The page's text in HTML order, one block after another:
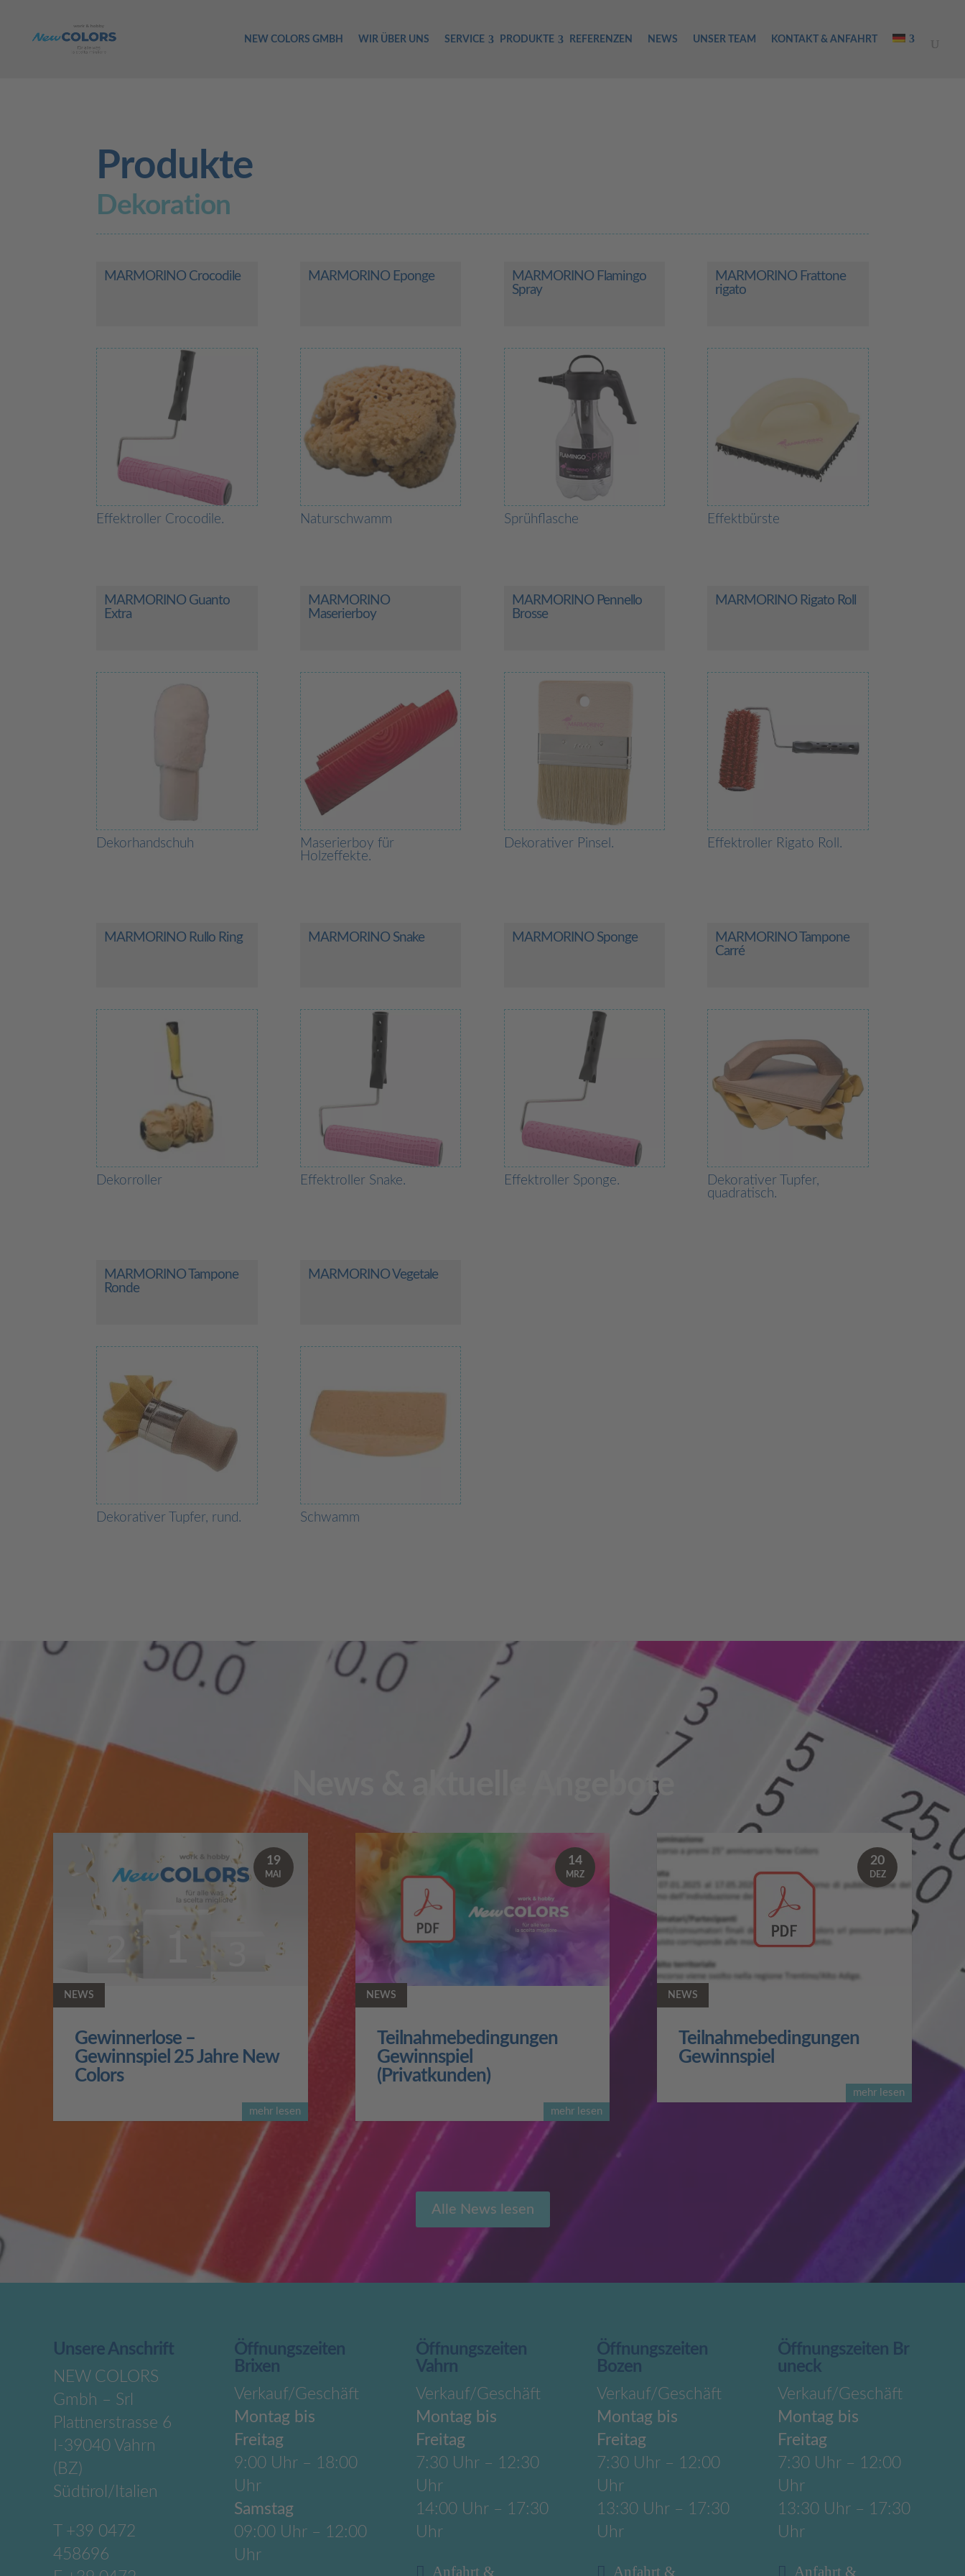
NEW COLORS GMBH WIR ÜBER UNS SERVICE PRODUKTE REFERENZEN NEWS UNSER TEAM KONTAKT & ANFAHRT
Produkte
Dekoration
MARMORINO Crocodile
Effektroller Crocodile.
MARMORINO Eponge
Naturschwamm
MARMORINO Flamingo
Spray
Sprühflasche
MARMORINO Frattone
rigato
Effektbürste
MARMORINO Guanto
Extra
Dekorhandschuh
MARMORINO
Maserierboy
Maserierboy für
Holzeffekte.
MARMORINO Pennello
Brosse
Dekorativer Pinsel.
MARMORINO Rigato Roll
Effektroller Rigato Roll.
MARMORINO Rullo Ring
Dekorroller
MARMORINO Snake
Effektroller Snake.
MARMORINO Sponge
Effektroller Sponge.
MARMORINO Tampone
Carré
Dekorativer Tupfer,
quadratisch.
MARMORINO Tampone
Ronde
Dekorativer Tupfer, rund.
MARMORINO Vegetale
Schwamm
News & aktuelle Angebote
mehr lesen
Gewinnerlose –
Gewinnspiel 25 Jahre New
Colors
NEWS
19
MAI
mehr lesen
Teilnahmebedingungen
Gewinnspiel
(Privatkunden)
NEWS
14
MRZ
mehr lesen
Teilnahmebedingungen
Gewinnspiel
NEWS
20
DEZ
Alle News lesen
Unsere Anschrift
NEW COLORS
Gmbh – Srl
Plattnerstrasse 6
I-39040 Vahrn
(BZ)
Südtirol/Italien
+39 0472
458696
Öffnungszeiten
Brixen
Verkauf/Geschäft
Montag bis
Freitag
9:00 Uhr – 18:00
Uhr
Samstag
09:00 Uhr – 12:00
Uhr
Öffnungszeiten
Vahrn
Verkauf/Geschäft
Montag bis
Freitag
7:30 Uhr – 12:30
Uhr
14:00 Uhr – 17:30
Uhr
Anfahrt &
Öffnungszeiten
Bozen
Verkauf/Geschäft
Montag bis
Freitag
7:30 Uhr – 12:00
Uhr
13:30 Uhr – 17:30
Uhr
Anfahrt &
Öffnungszeiten Br
uneck
Verkauf/Geschäft
Montag bis
Freitag
7:30 Uhr – 12:00
Uhr
13:30 Uhr – 17:30
Uhr
Anfahrt &